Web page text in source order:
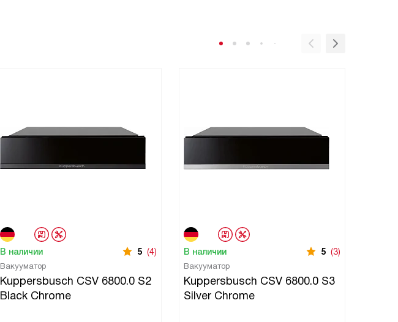
В наличии 5 (4)
Вакууматор
Kuppersbusch CSV 6800.0 S2
Black Chrome
В наличии 5 (3)
Вакууматор
Kuppersbusch CSV 6800.0 S3
Silver Chrome